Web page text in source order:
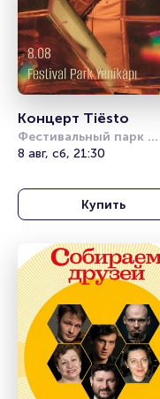
Концерт Tiësto
Фестивальный парк
Йеникапы (Festival Park
8 авг, сб, 21:30
Купить